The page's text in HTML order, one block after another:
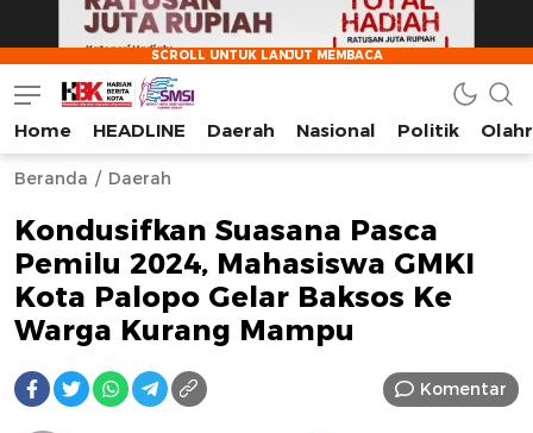
AFN BEAUTY LUXURY
HarianBeritaKota
Mengabarkan Setiap Detil, Sudut, dan Cerita Kota
Home HEADLINE Daerah Nasional Politik
Beranda Daerah
Kondusifkan Suasana Pasca
Pemilu 2024, Mahasiswa GMKI
Kota Palopo Gelar Baksos Ke
Warga Kurang Mampu
Komentar